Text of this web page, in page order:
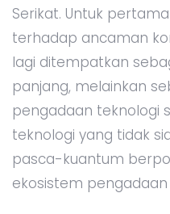
Serikat. Untuk
terhadap ancaman
lagi ditempatkan
panjang, melainkan
pengadaan teknologi
teknologi yang tidak
pasca-kuantum
ekosistem